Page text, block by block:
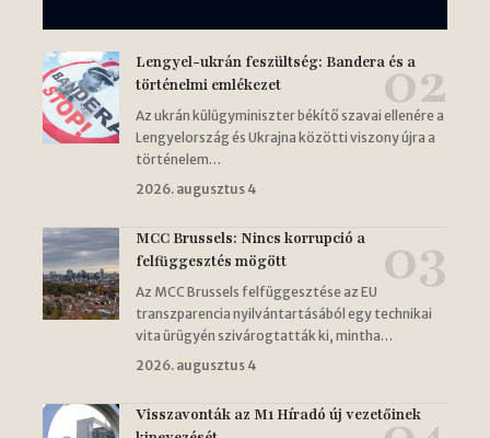
Lengyel-ukrán feszültség: Bandera és a
történelmi emlékezet
Az ukrán külügyminiszter békítő szavai ellenére a
Lengyelország és Ukrajna közötti viszony újra a
történelem…
2026. augusztus 4
MCC Brussels: Nincs korrupció a
felfüggesztés mögött
Az MCC Brussels felfüggesztése az EU
transzparencia nyilvántartásából egy technikai
vita ürügyén szivárogtatták ki, mintha…
2026. augusztus 4
Visszavonták az M1 Híradó új vezetőinek